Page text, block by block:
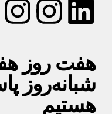
شبانه‌روز
هستیم